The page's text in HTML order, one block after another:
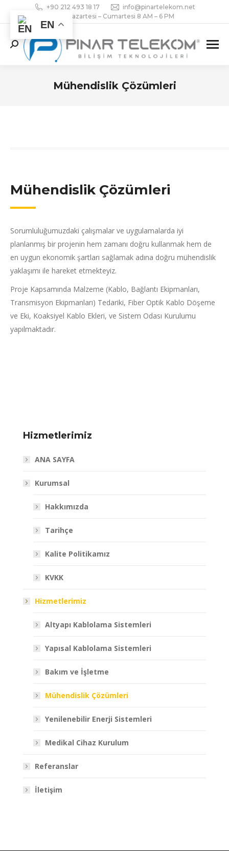
+90 212 493 18 17
info@pinartelekom.net
Pazartesi – Cumartesi 8 AM – 6 PM
Search:
Mühendislik Çözümleri
Mühendislik Çözümleri
Sorumluluğumuzdaki çalışmalar ve uygulamalarda iyi
planlanmış bir projenin hem zamanı doğru kullanmak hem de
en uygun ekonomik şartları sağlamak adına doğru mühendislik
yaklaşımı ile hareket etmekteyiz.
Proje Kapsamında Malzeme (Kablo, Bağlantı Ekipmanları,
Transmisyon Ekipmanları) Tedariki, Fiber Optik Kablo Döşeme
ve Eki, Koaksiyel Kablo Ekleri, ve Sistem Odası Kurulumu
yapılmaktadır.
Hizmetlerimiz
ANA SAYFA
Kurumsal
Hakkımızda
Tarihçe
Kalite Politikamız
KVKK
Hizmetlerimiz
Altyapı Kablolama Sistemleri
Yapısal Kablolama Sistemleri
Bakım ve İşletme
Mühendislik Çözümleri
Yenilenebilir Enerji Sistemleri
Medikal Cihaz Kurulum
Referanslar
İletişim
EN